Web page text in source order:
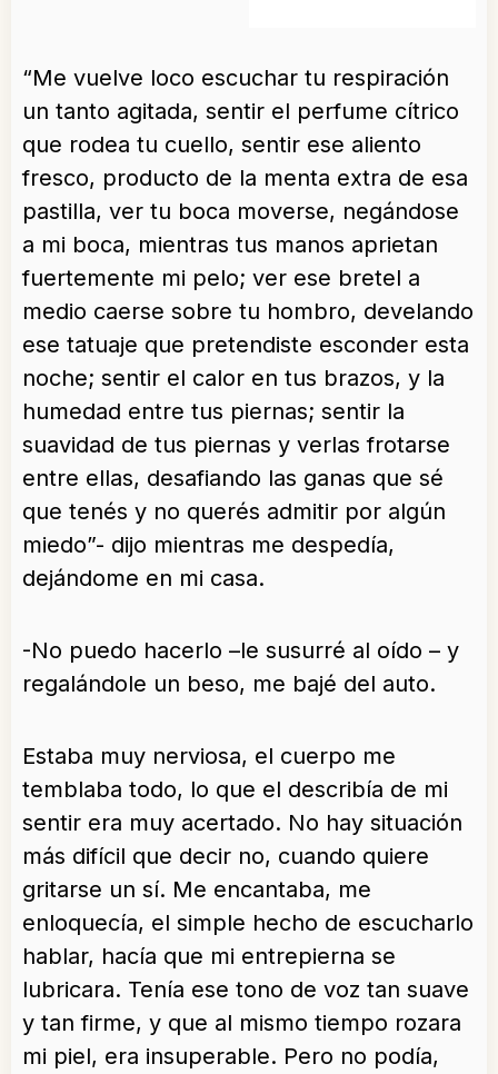
“Me vuelve loco escuchar tu respiración
un tanto agitada, sentir el perfume cítrico
que rodea tu cuello, sentir ese aliento
fresco, producto de la menta extra de esa
pastilla, ver tu boca moverse, negándose
a mi boca, mientras tus manos aprietan
fuertemente mi pelo; ver ese bretel a
medio caerse sobre tu hombro, develando
ese tatuaje que pretendiste esconder esta
noche; sentir el calor en tus brazos, y la
humedad entre tus piernas; sentir la
suavidad de tus piernas y verlas frotarse
entre ellas, desafiando las ganas que sé
que tenés y no querés admitir por algún
miedo”- dijo mientras me despedía,
dejándome en mi casa.
-No puedo hacerlo –le susurré al oído – y
regalándole un beso, me bajé del auto.
Estaba muy nerviosa, el cuerpo me
temblaba todo, lo que el describía de mi
sentir era muy acertado. No hay situación
más difícil que decir no, cuando quiere
gritarse un sí. Me encantaba, me
enloquecía, el simple hecho de escucharlo
hablar, hacía que mi entrepierna se
lubricara. Tenía ese tono de voz tan suave
y tan firme, y que al mismo tiempo rozara
mi piel, era insuperable. Pero no podía,